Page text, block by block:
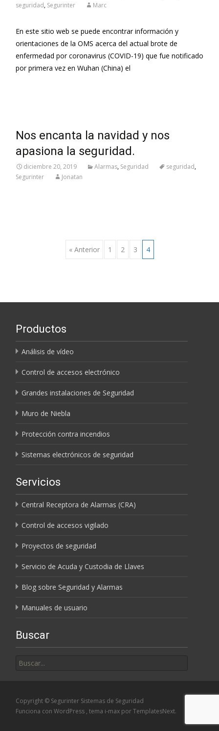
seguridad, Segurinter Marc
En este sitio web se puede encontrar información y
orientaciones de la OMS acerca del actual brote de
enfermedad por coronavirus (COVID-19) que fue notificado
por primera vez en Wuhan (China) el
Nos encanta la navidad y nos
apasiona la seguridad.
diciembre 20, 2019 Alarmas, Seguridad seguridad,
Segurinter
Jonatan
Navegación
« Anterior 1 2 3 4
Productos
Análisis de vídeo
Control de accesos electrónico
Grandes instalaciones de Seguridad
Muro de Niebla
Protección contra incendios
Sistemas electrónicos de seguridad
Servicios
Central Receptora de Alarmas (CRA)
Control de accesos vigilado
Proyectos de seguridad
Servicio de Acuda y Custodia de Llaves
Blog sobre Seguridad y Alarmas
Manuales de usuario
Buscar
por:
Copyright © Segurinter Sistemas de Seguridad
Funciona con WordPress , tema i-max por TemplatesNext.